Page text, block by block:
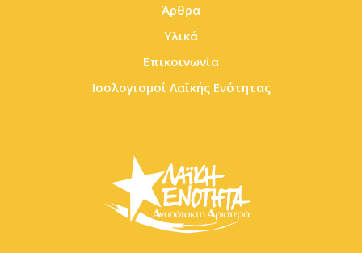
Άρθρα
Υλικά
Επικοινωνία
Ισολογισμοί Λαϊκής Ενότητας